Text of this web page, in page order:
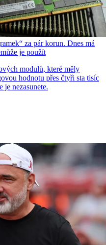
za pár korun. Dnes má
je použít
modulů, které měly
hodnotu přes čtyři sta tisíc
je nezasunete.